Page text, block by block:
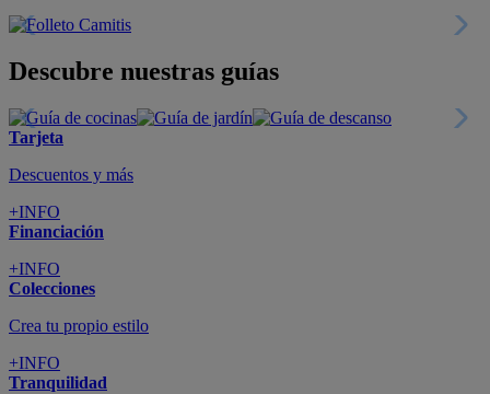
Descubre nuestras guías
Tarjeta
Descuentos y más
+INFO
Financiación
+INFO
Colecciones
Crea tu propio estilo
+INFO
Tranquilidad